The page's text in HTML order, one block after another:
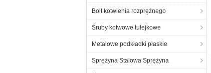
Bolt kotwienia rozprężnego
Śruby kotwowe tulejkowe
Metalowe podkładki płaskie
Sprężyna Stalowa Sprężyna